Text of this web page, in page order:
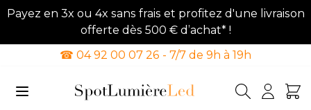
Payez en 3x ou 4x sans frais et profitez d'une livraison
offerte dès 500 € d’achat* !
☎ 04 92 00 07 26 - 7/7 de 9h à 19h